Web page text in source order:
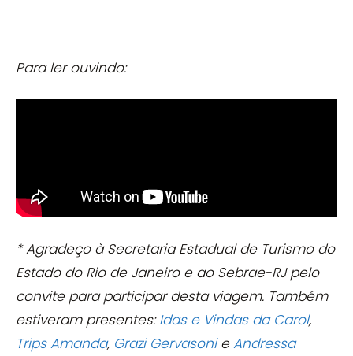
Para ler ouvindo:
* Agradeço à Secretaria Estadual de Turismo do
Estado do Rio de Janeiro e ao Sebrae-RJ pelo
convite para participar desta viagem. Também
estiveram presentes:Idas e Vindas da Carol,
Trips Amanda, Grazi GervasonieAndressa